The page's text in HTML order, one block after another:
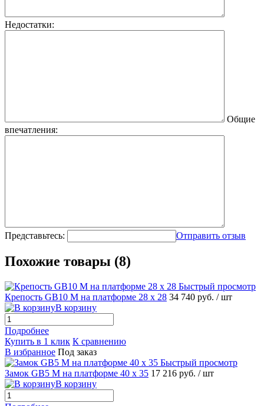
Недостатки:
Общие
впечатления:
Представьтесь: Отправить отзыв
Похожие товары (8)
Быстрый просмотр
Крепость GB10 M на платформе 28 х 28 34 740 руб. / шт
В корзину
Подробнее
Купить в 1 клик К сравнению
В избранное Под заказ
Быстрый просмотр
Замок GB5 M на платформе 40 х 35 17 216 руб. / шт
В корзину